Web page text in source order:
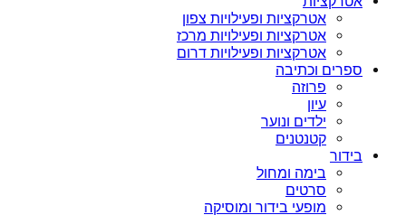
אטרקציות ופעילויות צפון
אטרקציות ופעילויות מרכז
אטרקציות ופעילויות דרום
ספרים וכתיבה
פרוזה
עיון
ילדים ונוער
קטנטנים
בידור
בימה ומחול
סרטים
מופעי בידור ומוסיקה